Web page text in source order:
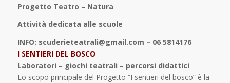
Progetto Teatro – Natura
Attività dedicata alle scuole
INFO: scuderieteatrali@gmail.com – 06 5814176
I SENTIERI DEL BOSCO
Laboratori – giochi teatrali – percorsi didattici
Lo scopo principale del Progetto “I sentieri del bosco” è la